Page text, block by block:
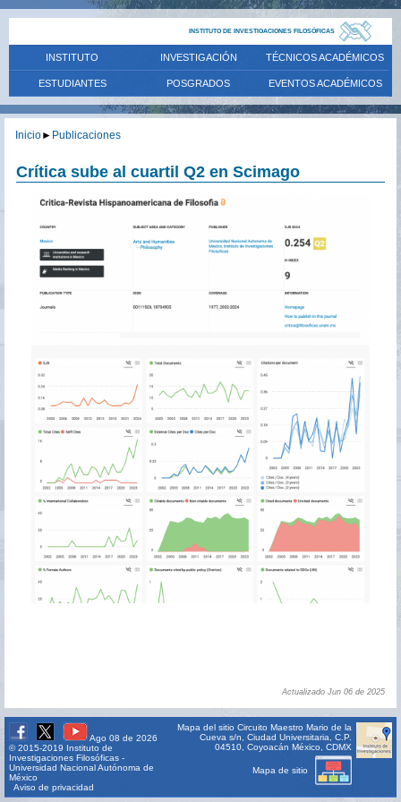
INSTITUTO DE INVESTIGACIONES FILOSÓFICAS
INSTITUTO INVESTIGACIÓN TÉCNICOS ACADÉMICOS
ESTUDIANTES POSGRADOS EVENTOS ACADÉMICOS
Inicio► Publicaciones
Crítica sube al cuartil Q2 en Scimago
Actualizado Jun 06 de 2025
Ago 08 de 2026
© 2015-2019 Instituto de
Investigaciones Filosóficas -
Universidad Nacional Autónoma de
México
Aviso de privacidad
Mapa del sitio Circuito Maestro Mario de la
Cueva s/n, Ciudad Universitaria, C.P.
04510, Coyoacán México, CDMX
Mapa de sitio